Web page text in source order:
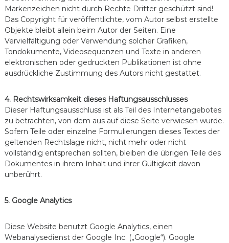
Markenzeichen nicht durch Rechte Dritter geschützt sind!
Das Copyright für veröffentlichte, vom Autor selbst erstellte
Objekte bleibt allein beim Autor der Seiten. Eine
Vervielfältigung oder Verwendung solcher Grafiken,
Tondokumente, Videosequenzen und Texte in anderen
elektronischen oder gedruckten Publikationen ist ohne
ausdrückliche Zustimmung des Autors nicht gestattet.
4. Rechtswirksamkeit dieses Haftungsausschlusses
Dieser Haftungsausschluss ist als Teil des Internetangebotes
zu betrachten, von dem aus auf diese Seite verwiesen wurde.
Sofern Teile oder einzelne Formulierungen dieses Textes der
geltenden Rechtslage nicht, nicht mehr oder nicht
vollständig entsprechen sollten, bleiben die übrigen Teile des
Dokumentes in ihrem Inhalt und ihrer Gültigkeit davon
unberührt.
5. Google Analytics
Diese Website benutzt Google Analytics, einen
Webanalysedienst der Google Inc. („Google“). Google